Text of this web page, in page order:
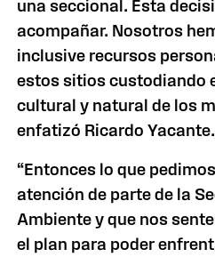
una seccional. Esta
acompañar. Nosotros
inclusive recursos
estos sitios custodiando
cultural y natural de los
enfatizó Ricardo Yacante.
“Entonces lo que
atención de parte de la
Ambiente y que nos
el plan para poder